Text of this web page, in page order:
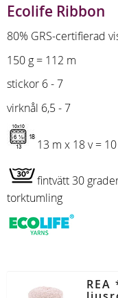
Ecolife Ribbon
80% GRS-certifierad
150 g = 112 m
stickor 6 - 7
virknål 6,5 - 7
13 m x 18 v =
fintvätt 30
torktumling